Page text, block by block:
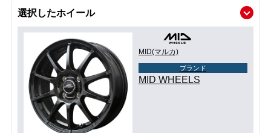
選択したホイール
MID(マルカ)
ブランド
MID WHEELS